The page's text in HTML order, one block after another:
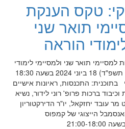
טקס הענקת
תואר שני
הוראה
תואר שני ולמסיימי לימודי
הוראה ביום שלישי (י"ב בסיוון תשפ"ד) 18 ביוני 2024 בשעה 18:30
התכנסות, ראיונות אישיים
ברכות פרופ' רוני לידור, נשיא
מר עובד יחזקאל, יו"ר הדירקטוריון
הייצוגי של קמפוס